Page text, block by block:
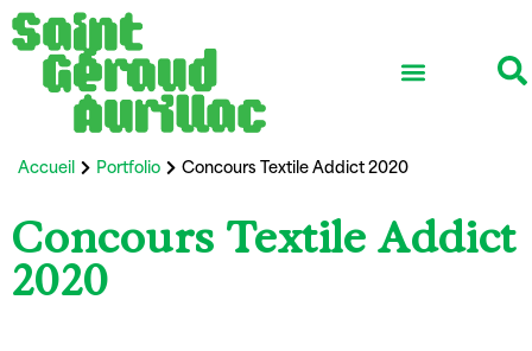
Accueil Portfolio Concours Textile Addict 2020
Concours Textile Addict
2020